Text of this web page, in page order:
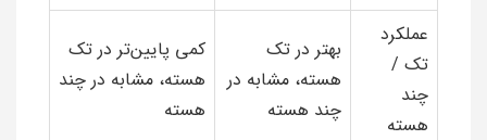
عملکرد
تک /
چند
هسته
بهتر در تک
هسته، مشابه در
چند هسته
کمی پایین‌تر در تک
هسته، مشابه در چند
هسته